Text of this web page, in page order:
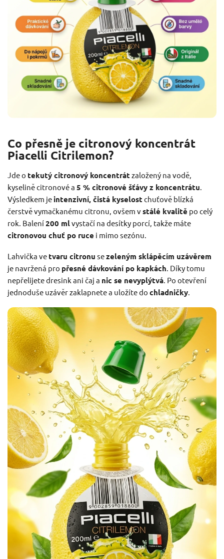
Co přesně je citronový koncentrát
Piacelli Citrilemon?
Jde o tekutý citronový koncentrát založený na vodě,
kyselině citronové a 5 % citronové šťávy z koncentrátu
Výsledkem jeintenzivní, čistá kyselost chuťově blízká
čerstvě vymačkanému citronu, ovšem vstálé kvalitě po celý
rok. Balení200 mlvystačí na desítky porcí, takže máte
citronovou chuť po ruce i mimo sezónu.
Lahvička ve tvaru citronu sezeleným sklápěcím uzávěrem
je navržená pro přesné dávkování po kapkách . Díky tomu
nepřelijete dresink ani čaj a nic se nevyplýtvá . Po otevření
jednoduše uzávěr zaklapnete a uložíte do chladničky